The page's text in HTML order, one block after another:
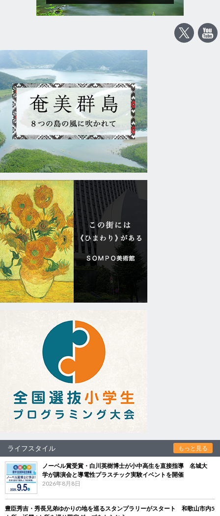
ライフスタイル もっと見る
ノーベル賞受賞・白川英樹博士が小中高生を直接指導 名城大
学が講演会と導電性プラスチック実験イベントを開催
2026年8月8日
豊臣秀吉・秀長兄弟ゆかりの地を巡るスタンプラリーがスタート 和歌山市内5